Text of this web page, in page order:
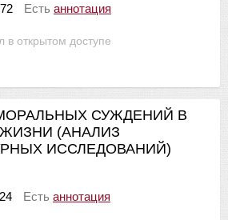
в открытом доступе
Есть аннотация
СУЖДЕНИЙ В
(АНАЛИЗ
ИССЛЕДОВАНИЙ)
Есть аннотация